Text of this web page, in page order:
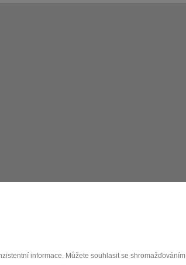
informace. Můžete souhlasit se shromažďováním